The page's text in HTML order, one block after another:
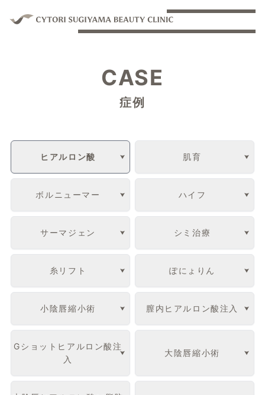
CASE
症例
ヒアルロン酸 肌育
ボルニューマー ハイフ
サーマジェン シミ治療
糸リフト ぽにょりん
小陰唇縮小術 膣内ヒアルロン酸注入
Gショットヒアルロン酸注
入
大陰唇縮小術